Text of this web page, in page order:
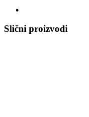
Slični proizvodi